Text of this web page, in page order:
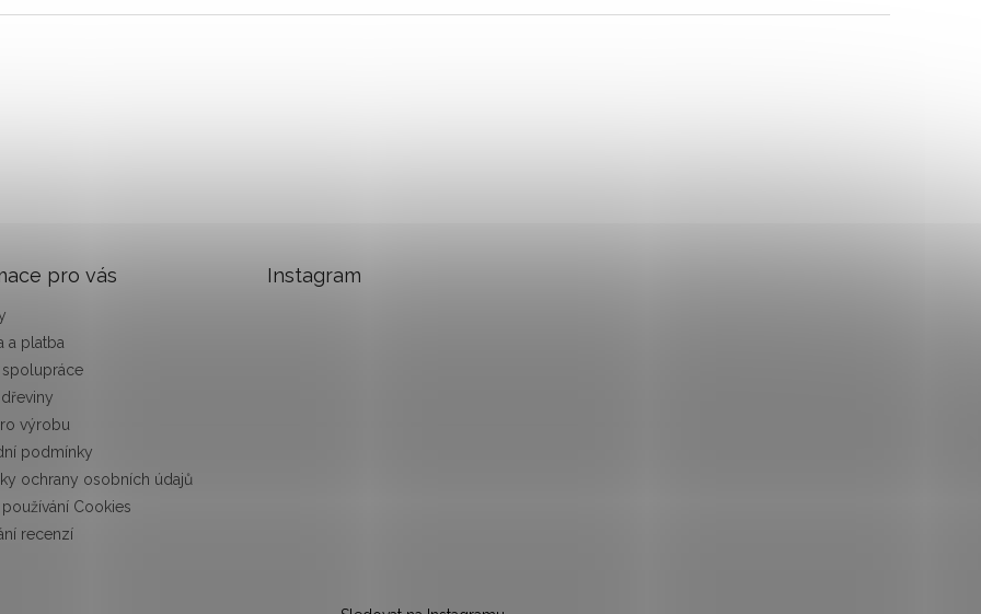
pro vás
a platba
spolupráce
výrobu
podmínky
ochrany osobních údajů
Cookies
recenzí
Instagram